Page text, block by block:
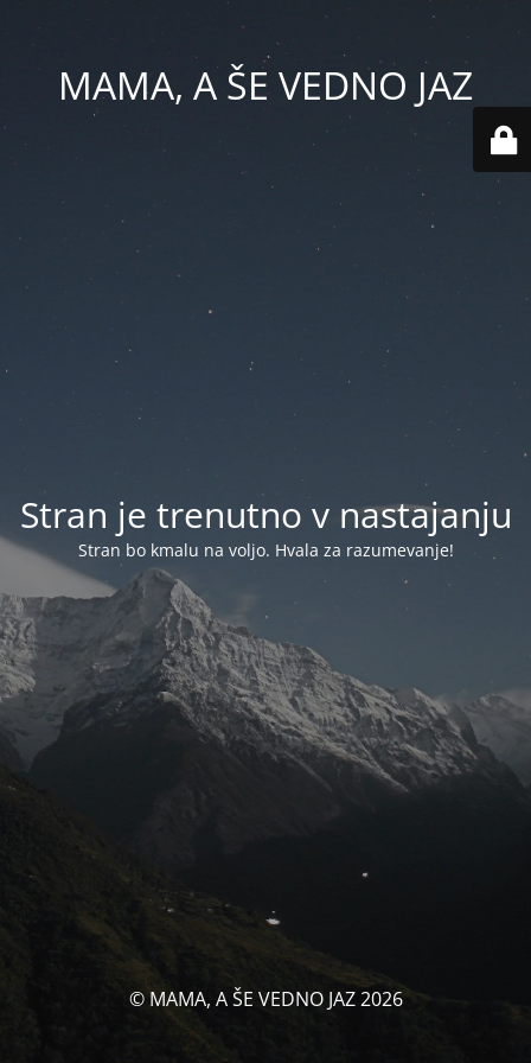
MAMA, A ŠE VEDNO JAZ
Stran je trenutno v nastajanju
Stran bo kmalu na voljo. Hvala za razumevanje!
© MAMA, A ŠE VEDNO JAZ 2026